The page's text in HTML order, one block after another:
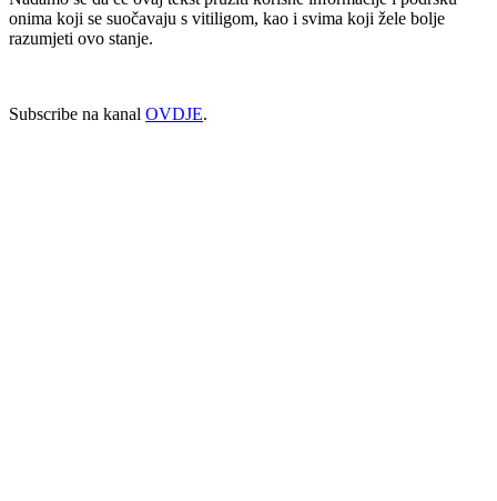
onima koji se suočavaju s vitiligom, kao i svima koji žele bolje
razumjeti ovo stanje.
Subscribe na kanal OVDJE.